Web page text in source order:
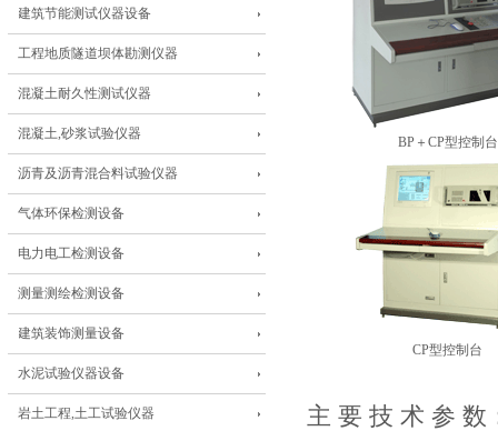
建筑节能测试仪器设备
工程地质隧道坝体勘测仪器
混凝土耐久性测试仪器
混凝土,砂浆试验仪器
沥青及沥青混合料试验仪器
气体环保检测设备
电力电工检测设备
测量测绘检测设备
建筑装饰测量设备
水泥试验仪器设备
岩土工程,土工试验仪器
BP＋CP型控制台
CP型控制台
主 要 技 术 参